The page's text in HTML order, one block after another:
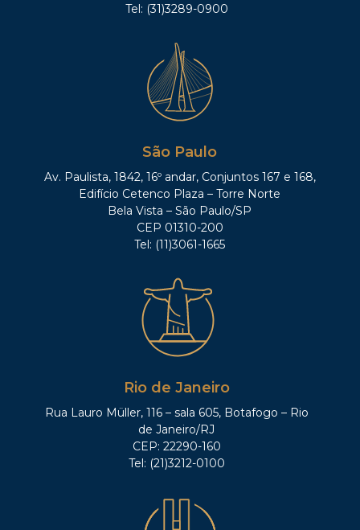
Tel: (31)3289-0900
São Paulo
Av. Paulista, 1842, 16º andar, Conjuntos 167 e 168,
Edifício Cetenco Plaza – Torre Norte
Bela Vista – São Paulo/SP
CEP 01310-200
Tel: (11)3061-1665
Rio de Janeiro
Rua Lauro Müller, 116 – sala 605, Botafogo – Rio
de Janeiro/RJ
CEP: 22290-160
Tel: (21)3212-0100